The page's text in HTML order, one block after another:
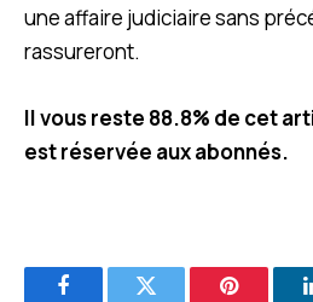
une affaire judiciaire sans
rassureront.
Il vous reste 88.8% de cet
est réservée aux abonnés.